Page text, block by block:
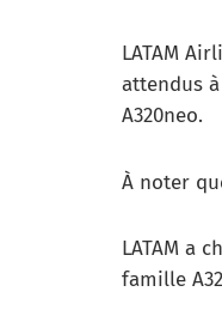
LATAM
attendus
A320neo.
À noter
LATAM a
famille